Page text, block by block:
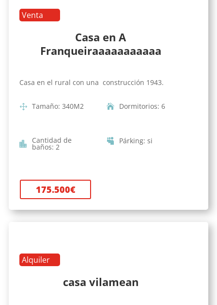
Venta
Casa en A
Franqueiraaaaaaaaaaa
Casa en el rural con una construcción 1943.
Tamaño: 340M2 Dormitorios: 6
Cantidad de
baños: 2
Párking: si
175.500€
Alquiler
casa vilamean